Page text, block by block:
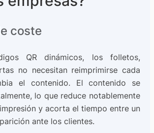
coste
QR dinámicos, los folletos,
no necesitan reimprimirse cada
el contenido. El contenido se
lo que reduce notablemente
y acorta el tiempo entre un
ante los clientes.